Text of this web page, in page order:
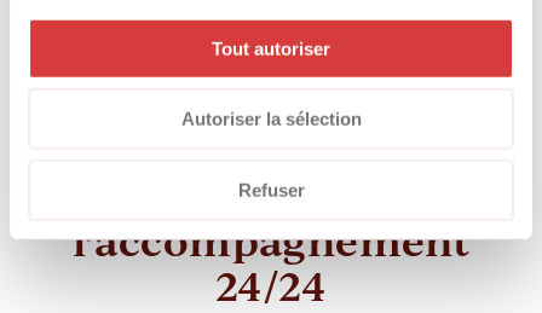
Tout autoriser
Autoriser la sélection
Refuser
Conseil gratuit avec offre
Ce qui caractérise
l’accompagnement
24/24